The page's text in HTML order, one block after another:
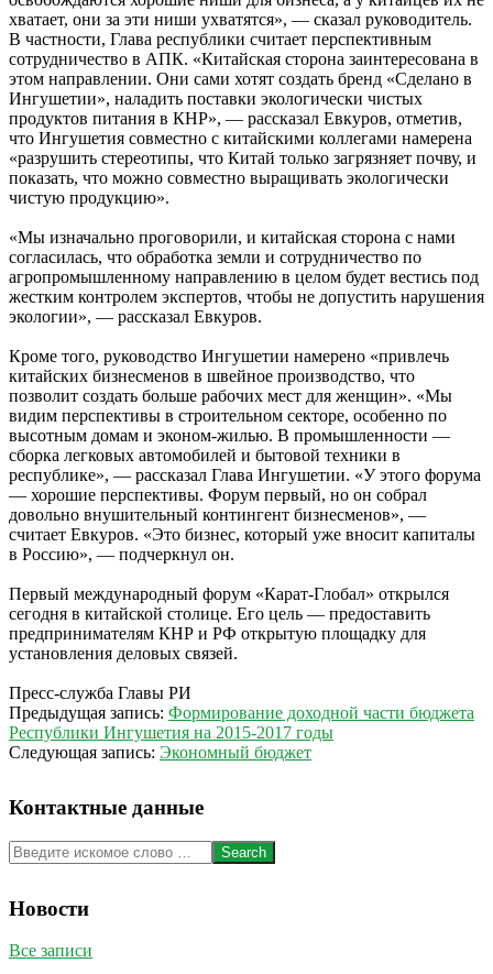
хватает, они за эти ниши ухватятся», — сказал руководитель.
В частности, Глава республики считает перспективным
сотрудничество в АПК. «Китайская сторона заинтересована в
этом направлении. Они сами хотят создать бренд «Сделано в
Ингушетии», наладить поставки экологически чистых
продуктов питания в КНР», — рассказал Евкуров, отметив,
что Ингушетия совместно с китайскими коллегами намерена
«разрушить стереотипы, что Китай только загрязняет почву, и
показать, что можно совместно выращивать экологически
чистую продукцию».
«Мы изначально проговорили, и китайская сторона с нами
согласилась, что обработка земли и сотрудничество по
агропромышленному направлению в целом будет вестись под
жестким контролем экспертов, чтобы не допустить нарушения
экологии», — рассказал Евкуров.
Кроме того, руководство Ингушетии намерено «привлечь
китайских бизнесменов в швейное производство, что
позволит создать больше рабочих мест для женщин». «Мы
видим перспективы в строительном секторе, особенно по
высотным домам и эконом-жилью. В промышленности —
сборка легковых автомобилей и бытовой техники в
республике», — рассказал Глава Ингушетии. «У этого форума
— хорошие перспективы. Форум первый, но он собрал
довольно внушительный контингент бизнесменов», —
считает Евкуров. «Это бизнес, который уже вносит капиталы
в Россию», — подчеркнул он.
Первый международный форум «Карат-Глобал» открылся
сегодня в китайской столице. Его цель — предоставить
предпринимателям КНР и РФ открытую площадку для
установления деловых связей.
Пресс-служба Главы РИ
2014-
11-
24
Предыдущая запись: Формирование доходной части бюджета
Республики Ингушетия на 2015-2017 годы
Следующая запись: Экономный бюджет
Контактные данные
Search
Новости
Все записи